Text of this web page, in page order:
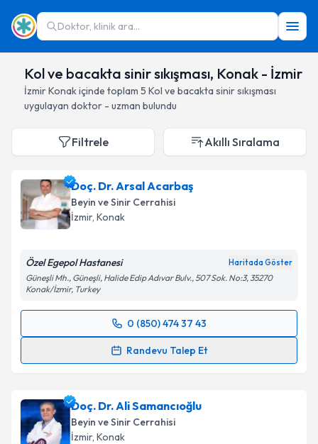
Doktor, klinik ara...
Kol ve bacakta sinir sıkışması, Konak - İzmir
İzmirKonakiçinde toplam 5 Kol ve bacakta sinir sıkışması
uygulayan doktor - uzman bulundu
Filtrele Akıllı Sıralama
Doç. Dr. Arsal Acarbaş
Beyin ve Sinir Cerrahisi
İzmir, Konak
Özel Egepol Hastanesi Haritada Göster
Güneşli Mh., Güneşli, Halide Edip Adıvar Bulv., 507 Sok. No:3, 35270
Konak/İzmir, Turkey
0 (850) 474 37 43
Randevu Talep Et
Randevu Takvimi Talebi
takvim hazırlandığında e-posta ile bilgilendireceğiz.
E-posta Adresiniz
Doç. Dr. Ali Samancıoğlu
Beyin ve Sinir Cerrahisi
İzmir, Konak